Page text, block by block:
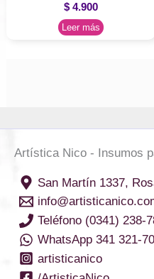
$ 4.900
Leer más
Artística Nico - Insumos
San Martín 1337,
Teléfono (0341) 238-
WhatsApp 341 321-
artisticanico